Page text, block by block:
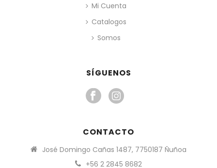
Mi Cuenta
Catalogos
Somos
SÍGUENOS
CONTACTO
José Domingo Cañas 1487, 7750187 Ñuñoa
+56 2 2845 8682